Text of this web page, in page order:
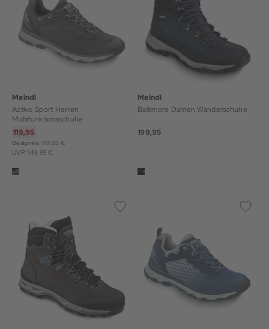
Meindl
Activo Sport Herren
Multifunktionsschuhe
119,95
Bestpreis: 119,95 €
UVP: 149,95 €
Meindl
Baltimore Damen Wanderschuhe
199,95